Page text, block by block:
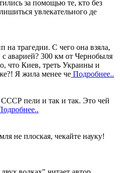
за помощью те, кто без
увлекательного де
на трагедии. С чего она взяла,
с аварией? 300 км от Чернобыля
что Киев, треть Украины и
Я жила менее че Подробнее..
пели и так и так. Это чей
не плоская, чекайте науку!